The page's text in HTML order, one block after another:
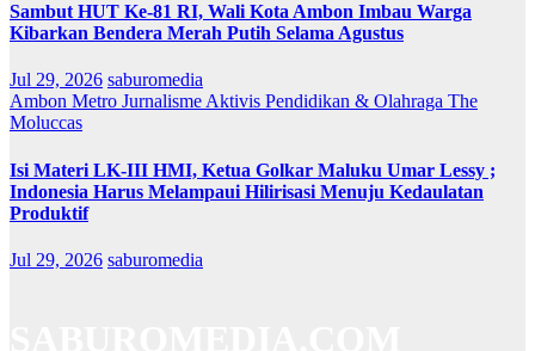
Sambut HUT Ke-81 RI, Wali Kota Ambon Imbau Warga
Kibarkan Bendera Merah Putih Selama Agustus
Jul 29, 2026 saburomedia
Ambon Metro Jurnalisme Aktivis Pendidikan & Olahraga The
Moluccas
Isi Materi LK-III HMI, Ketua Golkar Maluku Umar Lessy ;
Indonesia Harus Melampaui Hilirisasi Menuju Kedaulatan
Produktif
Jul 29, 2026 saburomedia